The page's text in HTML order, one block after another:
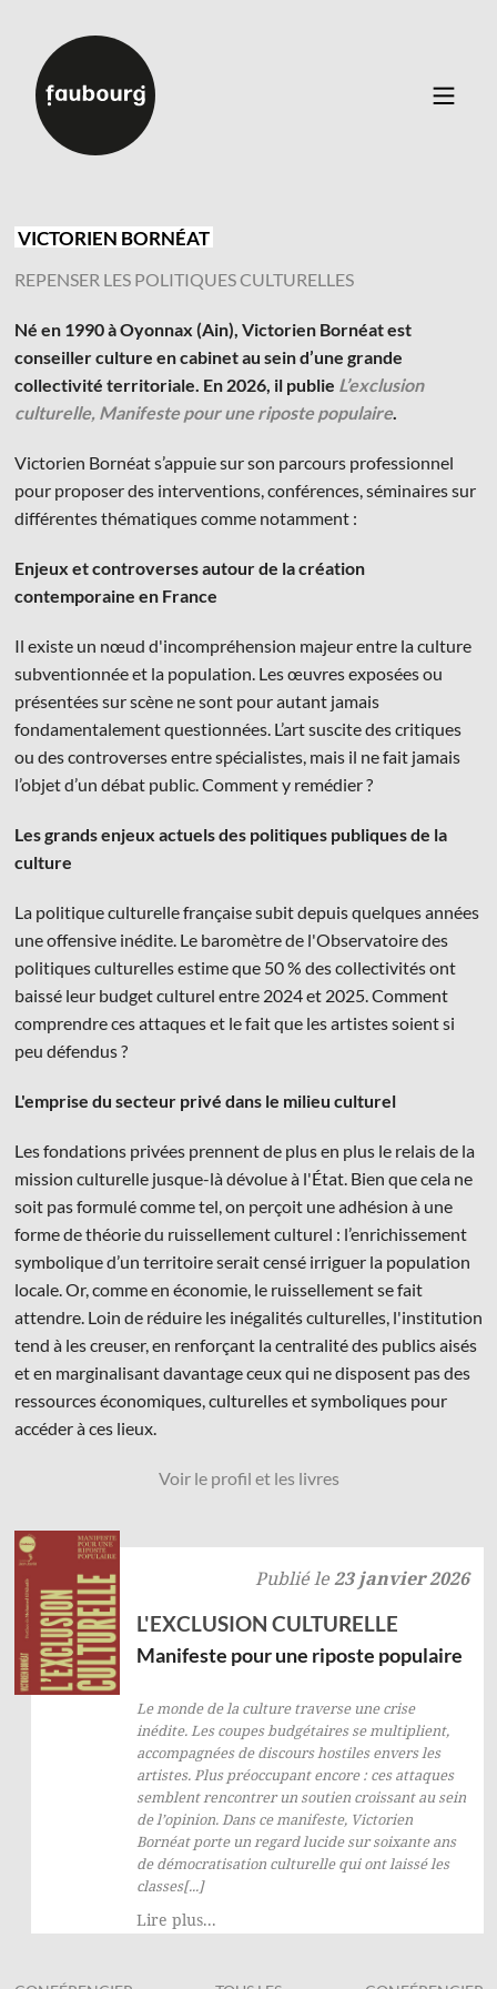
Auteurs
À propos
Connexion Inscription
© Les Éditions du Faubourg 2026
42 rue Planchat 75020 Paris
Fondatrice :Sophie Caillat
CGV•Mentions légales•Politique de confidentialité
VICTORIEN BORNÉAT
REPENSER LES POLITIQUES CULTURELLES
Né en 1990 à Oyonnax (Ain), Victorien Bornéat est
conseiller culture en cabinet au sein d’une grande
collectivité territoriale. En 2026, il publie L’exclusion
culturelle, Manifeste pour une riposte populaire.
Victorien Bornéat s’appuie sur son parcours professionnel
pour proposer des interventions, conférences, séminaires sur
différentes thématiques comme notamment :
Enjeux et controverses autour de la création
contemporaine en France
Il existe un nœud d'incompréhension majeur entre la culture
subventionnée et la population. Les œuvres exposées ou
présentées sur scène ne sont pour autant jamais
fondamentalement questionnées. L’art suscite des critiques
ou des controverses entre spécialistes, mais il ne fait jamais
l’objet d’un débat public. Comment y remédier ?
Les grands enjeux actuels des politiques publiques de la
culture
La politique culturelle française subit depuis quelques années
une offensive inédite. Le baromètre de l'Observatoire des
politiques culturelles estime que 50 % des collectivités ont
baissé leur budget culturel entre 2024 et 2025. Comment
comprendre ces attaques et le fait que les artistes soient si
peu défendus ?
L'emprise du secteur privé dans le milieu culturel
Les fondations privées prennent de plus en plus le relais de la
mission culturelle jusque-là dévolue à l'État. Bien que cela ne
soit pas formulé comme tel, on perçoit une adhésion à une
forme de théorie du ruissellement culturel : l’enrichissement
symbolique d’un territoire serait censé irriguer la population
locale. Or, comme en économie, le ruissellement se fait
attendre. Loin de réduire les inégalités culturelles, l'institution
tend à les creuser, en renforçant la centralité des publics aisés
et en marginalisant davantage ceux qui ne disposent pas des
ressources économiques, culturelles et symboliques pour
accéder à ces lieux.
Voir le profil et les livres
Publié le23 janvier 2026
L'EXCLUSION CULTURELLE
Manifeste pour une riposte populaire
Le monde de la culture traverse une crise
inédite. Les coupes budgétaires se multiplient,
accompagnées de discours hostiles envers les
artistes. Plus préoccupant encore : ces attaques
semblent rencontrer un soutien croissant au sein
de l’opinion. Dans ce manifeste, Victorien
Bornéat porte un regard lucide sur soixante ans
de démocratisation culturelle qui ont laissé les
classes[...]
Lire plus...